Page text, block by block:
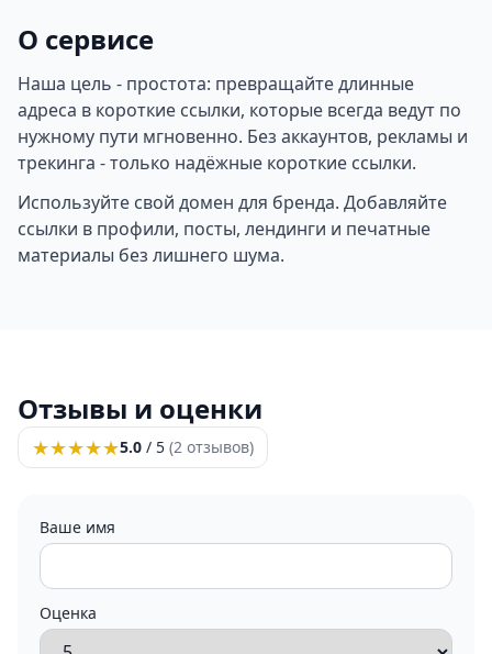
О сервисе
Наша цель - простота: превращайте длинные
адреса в короткие ссылки, которые всегда ведут по
нужному пути мгновенно. Без аккаунтов, рекламы и
трекинга - только надёжные короткие ссылки.
Используйте свой домен для бренда. Добавляйте
ссылки в профили, посты, лендинги и печатные
материалы без лишнего шума.
Отзывы и оценки
★★★★★5.0 / 5 (2 отзывов)
Ваше имя
Оценка